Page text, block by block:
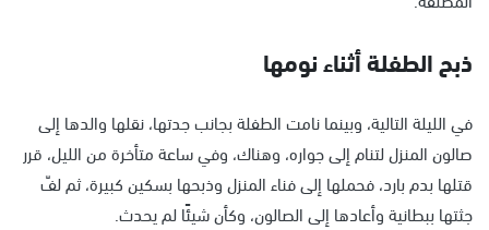
ذبح الطفلة أثناء نومها
في الليلة التالية، وبينما نامت الطفلة بجانب جدتها، نقلها والدها إلى
صالون المنزل لتنام إلى جواره، وهناك، وفي ساعة متأخرة من الليل، قرر
قتلها بدم بارد، فحملها إلى فناء المنزل وذبحها بسكين كبيرة، ثم لفّ
جثتها ببطانية وأعادها إلى الصالون، وكأن شيئًا لم يحدث.